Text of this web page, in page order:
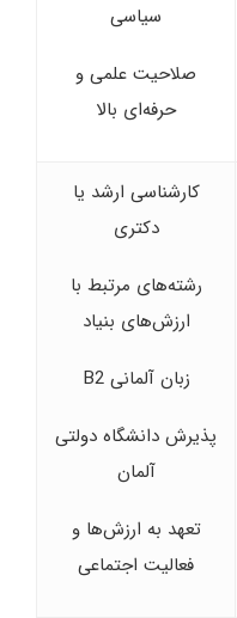
سیاسی
صلاحیت علمی و
حرفه‌ای بالا
کارشناسی ارشد یا
دکتری
رشته‌های مرتبط با
ارزش‌های بنیاد
زبان آلمانی B2
پذیرش دانشگاه دولتی
آلمان
تعهد به ارزش‌ها و
فعالیت اجتماعی